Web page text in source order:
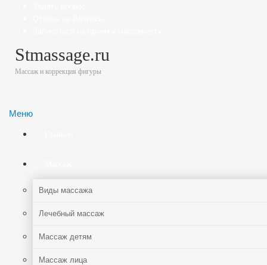
Stmassage.ru
Массаж и коррекция фигуры
Меню
Виды массажа
Лечебный массаж
Массаж детям
Массаж лица